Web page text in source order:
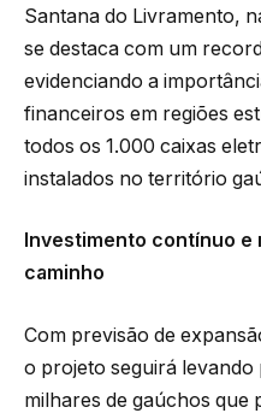
Santana do Livramento,
se destaca com um
evidenciando a
financeiros em regiões
todos os 1.000 caixas
instalados no território
Investimento contínuo
caminho
Com previsão de
o projeto seguirá levando
milhares de gaúchos